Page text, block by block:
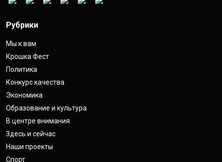
Рубрики
Мы к вам
Крошка Фест
Политика
Конкурс качества
Экономика
Образование и культура
В центре внимания
Здесь и сейчас
Наши проекты
Спорт